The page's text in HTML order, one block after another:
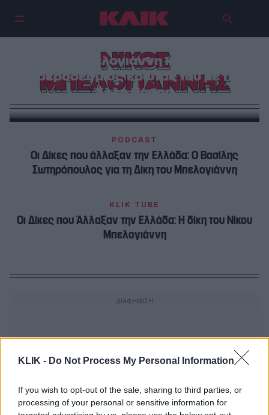
KLIK - Do Not Process My Personal Information
If you wish to opt-out of the sale, sharing to third parties, or
processing of your personal or sensitive information for
ΝΙΚΟΣ
ΜΠΕΛΟΓΙΑΝΝΗΣ
Μπελογιάννη και ο
σιδεροδέσμιος έρωτάς του με την
Έλλη Πάππα
PODCAST
Οι Δίκες που άλλαξαν την Ελλάδα: Ο Βασίλης
Σωτηρόπουλος για τη Δίκη του Μπελογιάννη
KLIK TUBE
Οι Δίκες που Άλλαξαν την Ελλάδα: Η δίκη του Νίκου
Μπελογιάννη